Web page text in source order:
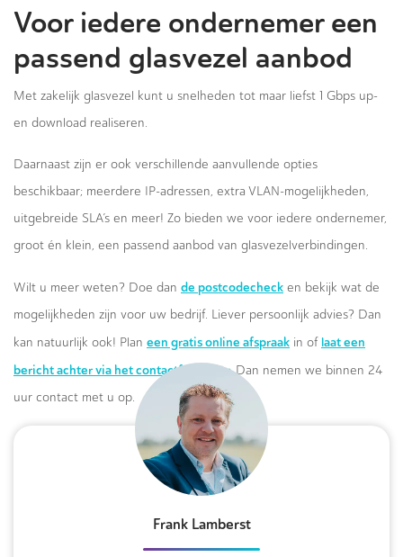
Voor iedere ondernemer een
passend glasvezel aanbod
Met zakelijk glasvezel kunt u snelheden tot maar liefst 1 Gbps up-
en download realiseren.
Daarnaast zijn er ook verschillende aanvullende opties
beschikbaar; meerdere IP-adressen, extra VLAN-mogelijkheden,
uitgebreide SLA’s en meer! Zo bieden we voor iedere ondernemer,
groot én klein, een passend aanbod van glasvezelverbindingen.
Wilt u meer weten? Doe dan de postcodecheck en bekijk wat de
mogelijkheden zijn voor uw bedrijf. Liever persoonlijk advies? Dan
kan natuurlijk ook! Plan een gratis online afspraak in of laat een
bericht achter via het contactformulier.Dan nemen we binnen 24
uur contact met u op.
Frank Lamberst